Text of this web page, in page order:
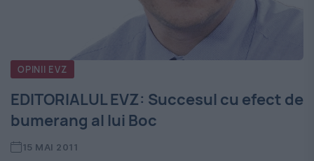
OPINII EVZ
EDITORIALUL EVZ: Succesul cu efect de
bumerang al lui Boc
15 MAI 2011